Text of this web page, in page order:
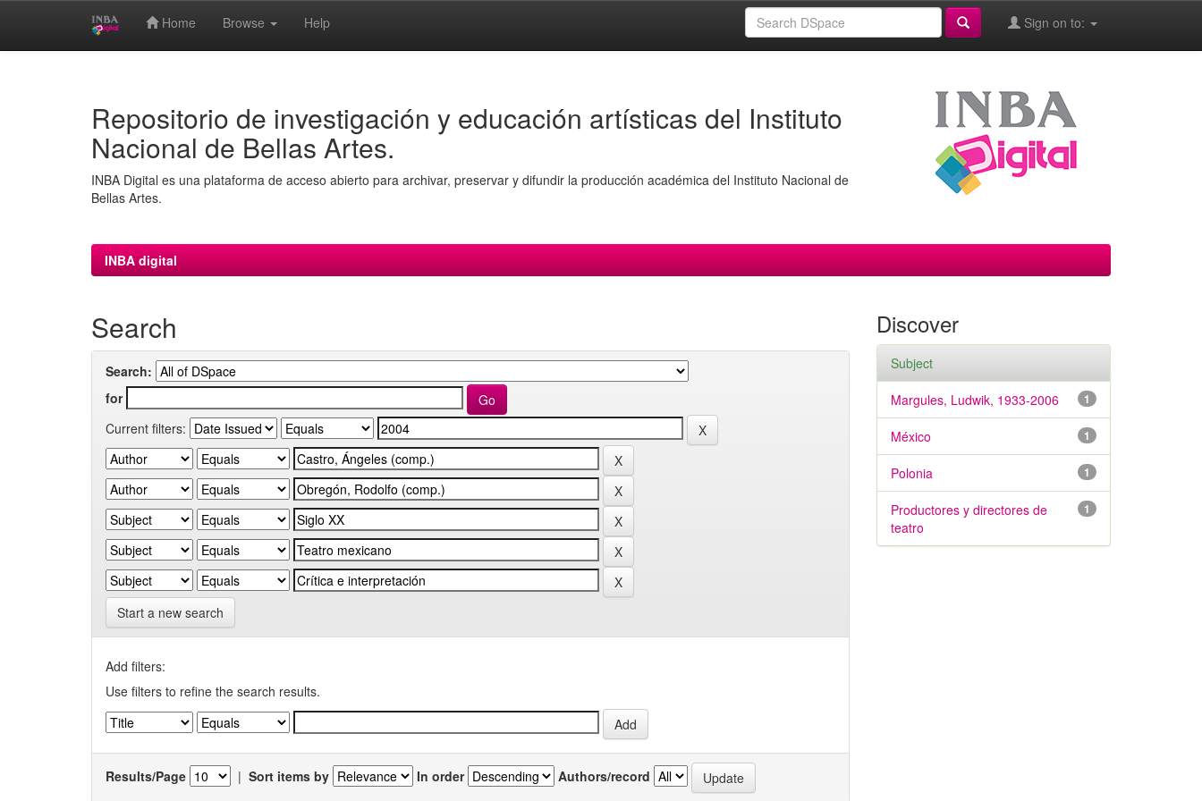
Home Browse Help Sign on to:
Repositorio de investigación y educación artísticas del Instituto
Nacional de Bellas Artes.
INBA Digital es una plataforma de acceso abierto para archivar, preservar y difundir la producción académica del Instituto Nacional de
Bellas Artes.
INBA digital
Search
Search:
for
Current filters:
Start a new search
Add filters:
Use filters to refine the search results.
Results/Page | Sort items by In order Authors/record
Discover
Subject
1
Margules, Ludwik, 1933-2006
1
México
1
Polonia
1
Productores y directores de
teatro